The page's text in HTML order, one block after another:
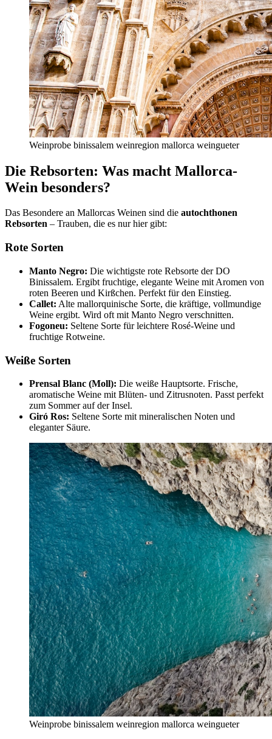
Weinprobe binissalem weinregion mallorca weingueter
Die Rebsorten: Was macht Mallorca-
Wein besonders?
Das Besondere an Mallorcas Weinen sind die autochthonen
Rebsorten – Trauben, die es nur hier gibt:
Rote Sorten
Manto Negro: Die wichtigste rote Rebsorte der DO
Binissalem. Ergibt fruchtige, elegante Weine mit Aromen von
roten Beeren und Kirßchen. Perfekt für den Einstieg.
Callet: Alte mallorquinische Sorte, die kräftige, vollmundige
Weine ergibt. Wird oft mit Manto Negro verschnitten.
Fogoneu: Seltene Sorte für leichtere Rosé-Weine und
fruchtige Rotweine.
Weiße Sorten
Prensal Blanc (Moll): Die weiße Hauptsorte. Frische,
aromatische Weine mit Blüten- und Zitrusnoten. Passt perfekt
zum Sommer auf der Insel.
Giró Ros: Seltene Sorte mit mineralischen Noten und
eleganter Säure.
Weinprobe binissalem weinregion mallorca weingueter